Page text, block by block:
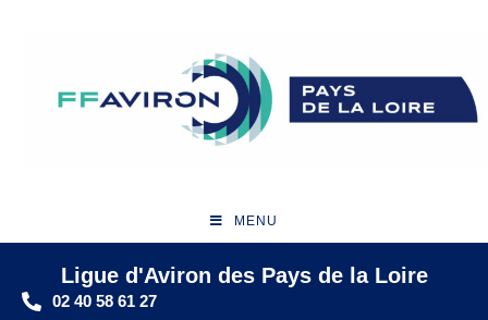
MENU
Ligue d'Aviron des Pays de la Loire
02 40 58 61 27